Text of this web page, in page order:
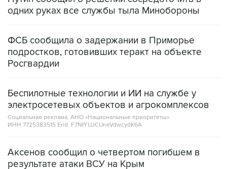
ФСБ сообщила о задержании в Приморье
Росгвардии
Беспилотные технологии и ИИ на службе у
Социальная реклама, АНО «Национальные приоритеты».
ИНН 7725383515 Erid: F7NfYUJCUneVdwcydK6A
Аксенов сообщил о четвертом погибшем в